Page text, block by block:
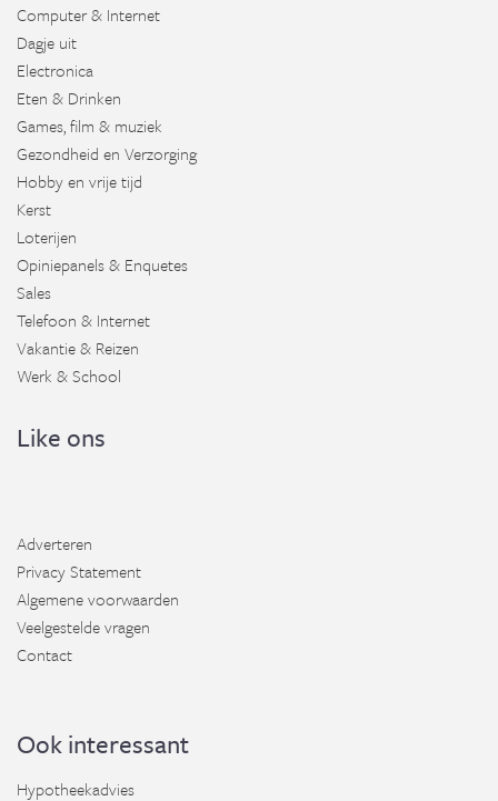
Computer & Internet
Dagje uit
Electronica
Eten & Drinken
Games, film & muziek
Gezondheid en Verzorging
Hobby en vrije tijd
Kerst
Loterijen
Opiniepanels & Enquetes
Sales
Telefoon & Internet
Vakantie & Reizen
Werk & School
Like ons
Adverteren
Privacy Statement
Algemene voorwaarden
Veelgestelde vragen
Contact
Ook interessant
Hypotheekadvies